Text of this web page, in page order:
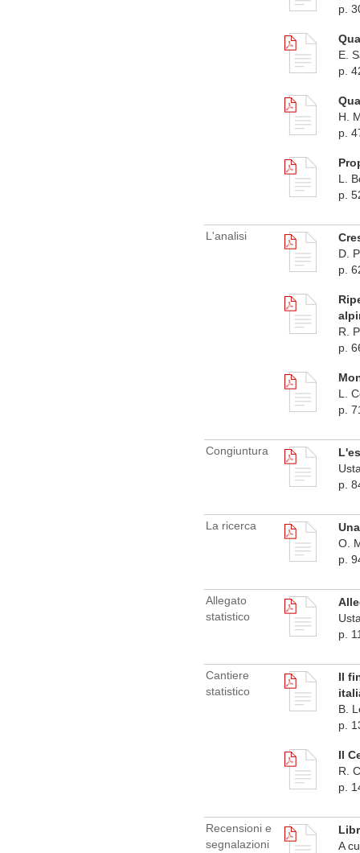
p.
E.
p.
H.
p.
L.
p.
L'analisi
D.
p.
R.
p.
L.
p.
Congiuntura
p.
La ricerca
O.
p.
Allegato
statistico
p.
Cantiere
statistico
Il
B.
p.
Il
R.
p.
Recensioni e
segnalazioni
A